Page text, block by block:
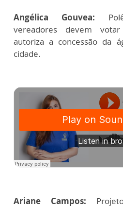
Angélica Gouvea:
vereadores devem
autoriza a concessão da
cidade.
Ariane Campos: